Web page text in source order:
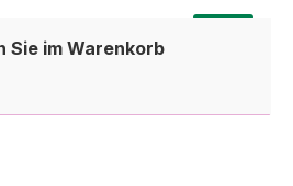
Sie im Warenkorb